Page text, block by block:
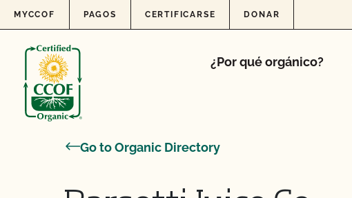
Skip to content
MYCCOF PAGOS CERTIFICARSE DONAR
¿Por qué orgánico?
Go to Organic Directory